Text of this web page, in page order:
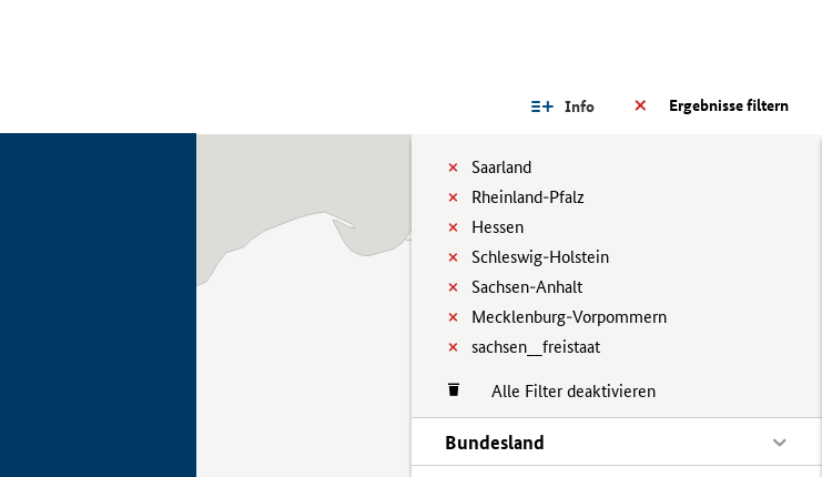
Ergebnisse filtern
Info
Saarland
Rheinland-Pfalz
Hessen
Schleswig-Holstein
Sachsen-Anhalt
Mecklenburg-Vorpommern
sachsen__freistaat
Alle Filter deaktivieren
Bundesland